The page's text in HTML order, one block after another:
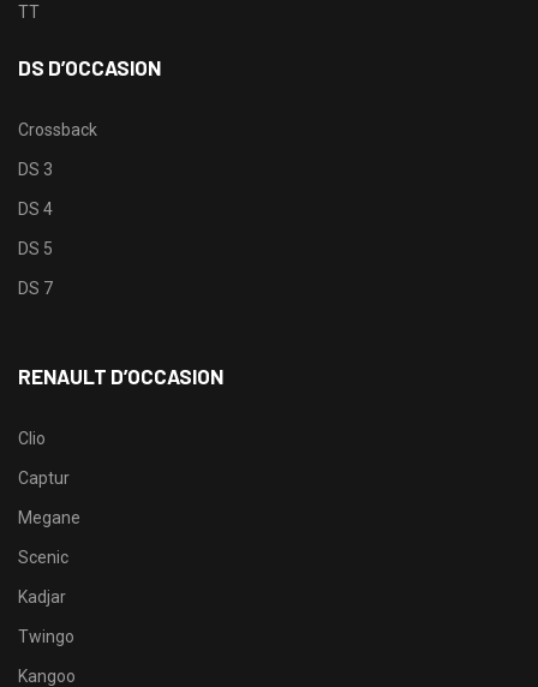
TT
DS D’OCCASION
Crossback
DS 3
DS 4
DS 5
DS 7
RENAULT D’OCCASION
Clio
Captur
Megane
Scenic
Kadjar
Twingo
Kangoo